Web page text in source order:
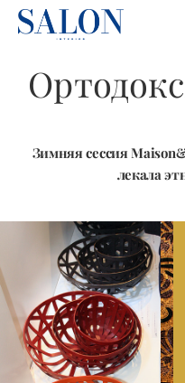
Зимняя сессия
лекала